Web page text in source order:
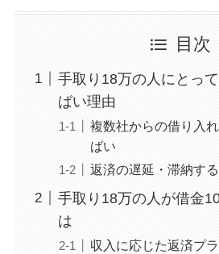
目次
手取り18万の人にとっ
ばい理由
複数社からの借り入
ばい
返済の遅延・滞納す
手取り18万の人が借金
は
収入に応じた返済プ